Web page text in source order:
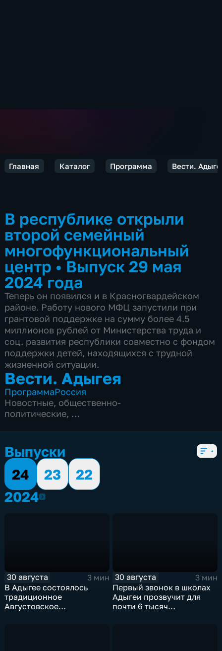
Главная Каталог Программа Вести.
В республике открыли
второй семейный
многофункциональный
центр •Выпуск 29 мая
2024 года
Теперь он появился и в Красногвардейском
районе. Работу нового МФЦ запустили при
грантовой поддержке на сумму более 4.5
миллионов рублей от Министерства труда и
соц. развития республики совместно с фондом
поддержки детей, находящихся с трудной
жизненной ситуации.
Вести. Адыгея
ПрограммаРоссия
Новостные, общественно-
политические,
Выпуски
24
23
22
20242024
30 августа
3 мин
В Адыгее состоялось
традиционное
Августовское
30 августа
3 мин
Первый звонок в школах
Адыгеи прозвучит для
почти 6 тысяч